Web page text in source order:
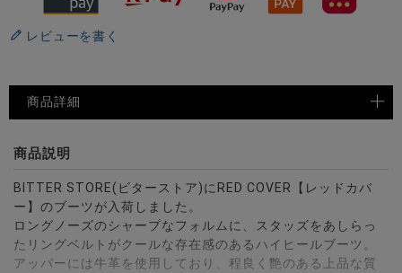
レビューを書く
商品詳細
商品説明
BITTER STORE(ビターストア)にRED COVER【レッドカバ
ー】のブーツが入荷しました。
ロングノーズのシャープなフォルムに、スタッズをあしらっ
たリングベルトがクールな存在感のあるハイヒールブーツ。
アッパーには牛革を使用しており、程良く艶のある上品な質